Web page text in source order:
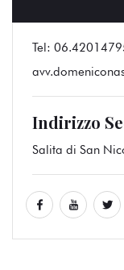
Tel:
Indirizzo
Salita di San